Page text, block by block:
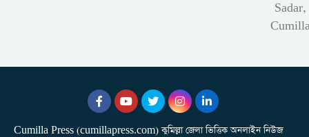
Sadar,
Cumilla Press (cumillapress.com) কুমিল্লা জেলা ভিত্তিক অনলাইন নিউজ